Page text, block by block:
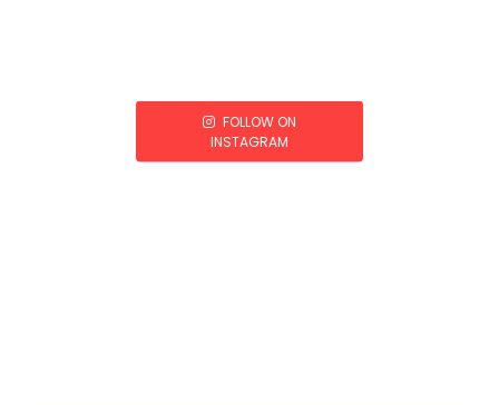
FOLLOW ON
INSTAGRAM